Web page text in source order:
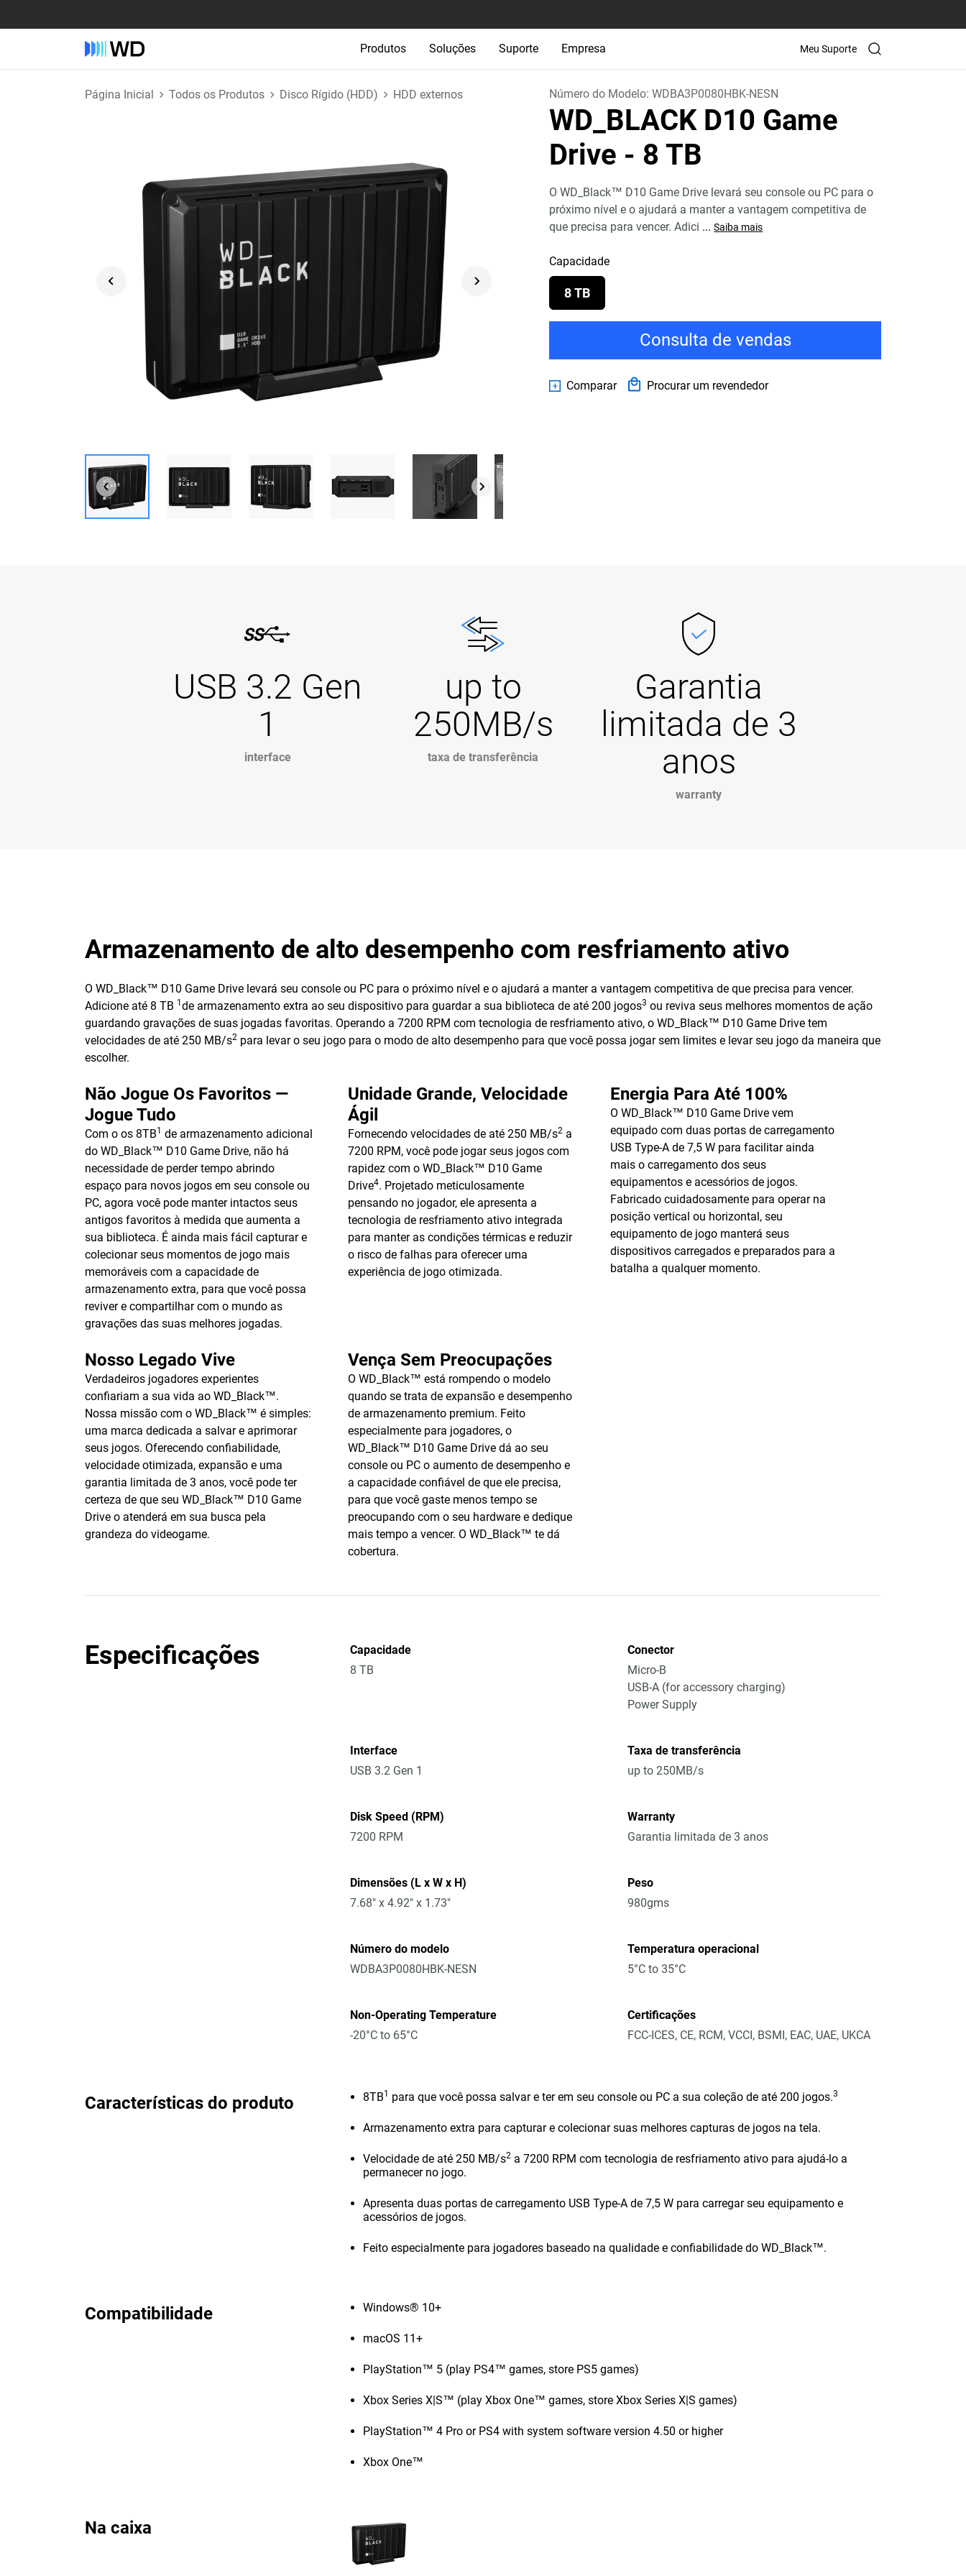
Produtos Soluções Suporte Empresa Meu Suporte
Página Inicial Todos os Produtos Disco Rígido (HDD) HDD externos Número do Modelo:WDBA3P0080HBK-NESN
WD_BLACK D10 Game
Drive - 8 TB
O WD_Black™ D10 Game Drive levará seu console ou PC para o
próximo nível e o ajudará a manter a vantagem competitiva de
que precisa para vencer. Adici ... Saiba mais
Capacidade
8 TB
Consulta de vendas
Comparar Procurar um revendedor
USB 3.2 Gen
1
interface
up to
250MB/s
taxa de transferência
Garantia
limitada de 3
anos
warranty
Armazenamento de alto desempenho com resfriamento ativo
O WD_Black™ D10 Game Drive levará seu console ou PC para o próximo nível e o ajudará a manter a vantagem competitiva de que precisa para vencer.
Adicione até 8 TB 1 de armazenamento extra ao seu dispositivo para guardar a sua biblioteca de até 200 jogos3 ou reviva seus melhores momentos de ação
guardando gravações de suas jogadas favoritas. Operando a 7200 RPM com tecnologia de resfriamento ativo, o WD_Black™ D10 Game Drive tem
velocidades de até 250 MB/s2 para levar o seu jogo para o modo de alto desempenho para que você possa jogar sem limites e levar seu jogo da maneira que
escolher.
Não Jogue Os Favoritos —
Jogue Tudo
Com o os 8TB1 de armazenamento adicional
do WD_Black™ D10 Game Drive, não há
necessidade de perder tempo abrindo
espaço para novos jogos em seu console ou
PC, agora você pode manter intactos seus
antigos favoritos à medida que aumenta a
sua biblioteca. É ainda mais fácil capturar e
colecionar seus momentos de jogo mais
memoráveis com a capacidade de
armazenamento extra, para que você possa
reviver e compartilhar com o mundo as
gravações das suas melhores jogadas.
Unidade Grande, Velocidade
Ágil
Fornecendo velocidades de até 250 MB/s2a
7200 RPM, você pode jogar seus jogos com
rapidez com o WD_Black™ D10 Game
Drive4. Projetado meticulosamente
pensando no jogador, ele apresenta a
tecnologia de resfriamento ativo integrada
para manter as condições térmicas e reduzir
o risco de falhas para oferecer uma
experiência de jogo otimizada.
Energia Para Até 100%
O WD_Black™ D10 Game Drive vem
equipado com duas portas de carregamento
USB Type-A de 7,5 W para facilitar ainda
mais o carregamento dos seus
equipamentos e acessórios de jogos.
Fabricado cuidadosamente para operar na
posição vertical ou horizontal, seu
equipamento de jogo manterá seus
dispositivos carregados e preparados para a
batalha a qualquer momento.
Nosso Legado Vive
Verdadeiros jogadores experientes
confiariam a sua vida ao WD_Black™.
Nossa missão com o WD_Black™ é simples:
uma marca dedicada a salvar e aprimorar
seus jogos. Oferecendo confiabilidade,
velocidade otimizada, expansão e uma
garantia limitada de 3 anos, você pode ter
certeza de que seu WD_Black™ D10 Game
Drive o atenderá em sua busca pela
grandeza do videogame.
Vença Sem Preocupações
O WD_Black™ está rompendo o modelo
quando se trata de expansão e desempenho
de armazenamento premium. Feito
especialmente para jogadores, o
WD_Black™ D10 Game Drive dá ao seu
console ou PC o aumento de desempenho e
a capacidade confiável de que ele precisa,
para que você gaste menos tempo se
preocupando com o seu hardware e dedique
mais tempo a vencer. O WD_Black™ te dá
cobertura.
Especificações
Capacidade
8 TB
Conector
Micro-B
USB-A (for accessory charging)
Power Supply
Interface
USB 3.2 Gen 1
Taxa de transferência
up to 250MB/s
Disk Speed (RPM)
7200 RPM
Warranty
Garantia limitada de 3 anos
Dimensões (L x W x H)
7.68" x 4.92" x 1.73"
Peso
980gms
Número do modelo
WDBA3P0080HBK-NESN
Temperatura operacional
5°C to 35°C
Non-Operating Temperature
-20°C to 65°C
Certificações
FCC-ICES, CE, RCM, VCCI, BSMI, EAC, UAE, UKCA
Características do produto 8TB1 para que você possa salvar e ter em seu console ou PC a sua coleção de até 200 jogos.3
Armazenamento extra para capturar e colecionar suas melhores capturas de jogos na tela.
Velocidade de até 250 MB/s2 a 7200 RPM com tecnologia de resfriamento ativo para ajudá-lo a
permanecer no jogo.
Apresenta duas portas de carregamento USB Type-A de 7,5 W para carregar seu equipamento e
acessórios de jogos.
Feito especialmente para jogadores baseado na qualidade e confiabilidade do WD_Black™.
Compatibilidade Windows® 10+
macOS 11+
PlayStation™ 5 (play PS4™ games, store PS5 games)
Xbox Series X|S™ (play Xbox One™ games, store Xbox Series X|S games)
PlayStation™ 4 Pro or PS4 with system software version 4.50 or higher
Xbox One™
Na caixa